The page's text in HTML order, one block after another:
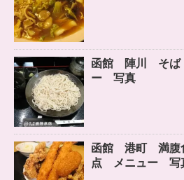
函館 陣川 そば
ー 写真
函館 港町 満腹
点 メニュー 写